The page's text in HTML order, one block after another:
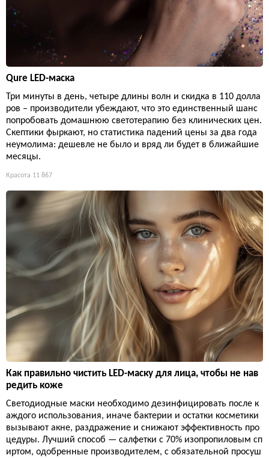
Qure LED-маска
Три минуты в день, четыре длины волн и скидка в 110 долла
ров – производители убеждают, что это единственный шанс
попробовать домашнюю светотерапию без клинических цен.
Скептики фыркают, но статистика падений цены за два года
неумолима: дешевле не было и вряд ли будет в ближайшие
месяцы.
Красота 11 867
Как правильно чистить LED-маску для лица, чтобы не нав
редить коже
Светодиодные маски необходимо дезинфицировать после к
аждого использования, иначе бактерии и остатки косметики
вызывают акне, раздражение и снижают эффективность про
цедуры. Лучший способ — салфетки с 70% изопропиловым сп
иртом, одобренные производителем, с обязательной просуш